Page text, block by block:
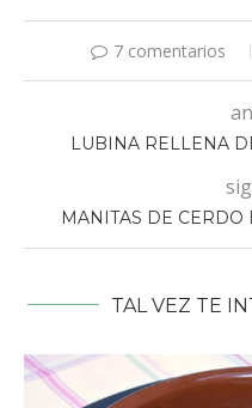
7 comentarios
LUBINA RELLENA
MANITAS DE CERDO
TAL VEZ TE